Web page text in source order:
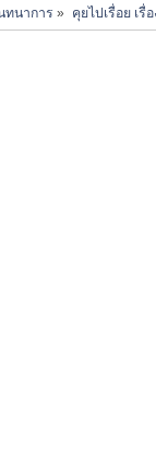
ทนาการ » คุยไปเรื่อย เรื่